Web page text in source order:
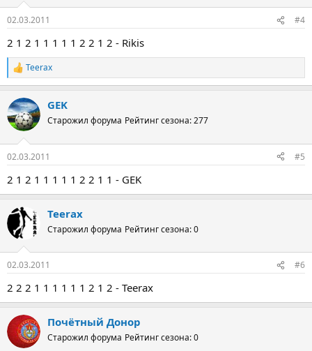
02.03.2011 #4
2 1 2 1 1 1 1 1 2 2 1 2 - Rikis
Р
е
к
ц
и
Teerax
GEK
Старожил форума Рейтинг сезона: 277
02.03.2011 #5
2 1 2 1 1 1 1 1 2 2 1 1 - GEK
Teerax
Старожил форума Рейтинг сезона: 0
02.03.2011 #6
2 2 2 1 1 1 1 1 1 2 1 2 - Teerax
Почётный Донор
Старожил форума Рейтинг сезона: 0